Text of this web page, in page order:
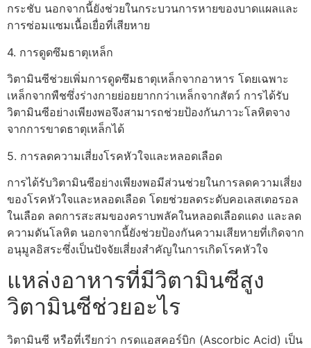
กระชับ นอกจากนี้ยังช่วยในกระบวนการหายของบาดแผลและ
การซ่อมแซมเนื้อเยื่อที่เสียหาย
4. การดูดซึมธาตุเหล็ก
วิตามินซีช่วยเพิ่มการดูดซึมธาตุเหล็กจากอาหาร โดยเฉพาะ
เหล็กจากพืชซึ่งร่างกายย่อยยากกว่าเหล็กจากสัตว์ การได้รับ
วิตามินซีอย่างเพียงพอจึงสามารถช่วยป้องกันภาวะโลหิตจาง
จากการขาดธาตุเหล็กได้
5. การลดความเสี่ยงโรคหัวใจและหลอดเลือด
การได้รับวิตามินซีอย่างเพียงพอมีส่วนช่วยในการลดความเสี่ยง
ของโรคหัวใจและหลอดเลือด โดยช่วยลดระดับคอเลสเตอรอล
ในเลือด ลดการสะสมของคราบพลัคในหลอดเลือดแดง และลด
ความดันโลหิต นอกจากนี้ยังช่วยป้องกันความเสียหายที่เกิดจาก
อนุมูลอิสระซึ่งเป็นปัจจัยเสี่ยงสำคัญในการเกิดโรคหัวใจ
แหล่งอาหารที่มีวิตามินซีสูง
วิตามินซีช่วยอะไร
วิตามินซี หรือที่เรียกว่า กรดแอสคอร์บิก (Ascorbic Acid) เป็น